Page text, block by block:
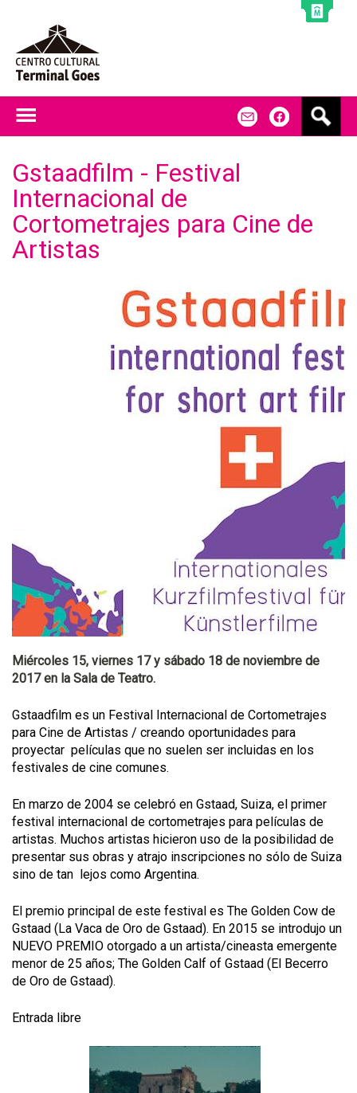
Gstaadfilm - Festival
Internacional de
Cortometrajes para Cine de
Artistas
Miércoles 15, viernes 17 y sábado 18 de noviembre de
2017 en la Sala de Teatro.
Gstaadfilm es un Festival Internacional de Cortometrajes
para Cine de Artistas / creando oportunidades para
proyectar películas que no suelen ser incluidas en los
festivales de cine comunes.
En marzo de 2004 se celebró en Gstaad, Suiza, el primer
festival internacional de cortometrajes para películas de
artistas. Muchos artistas hicieron uso de la posibilidad de
presentar sus obras y atrajo inscripciones no sólo de Suiza
sino de tan lejos como Argentina.
El premio principal de este festival es The Golden Cow de
Gstaad (La Vaca de Oro de Gstaad). En 2015 se introdujo un
NUEVO PREMIO otorgado a un artista/cineasta emergente
menor de 25 años; The Golden Calf of Gstaad (El Becerro
de Oro de Gstaad).
Entrada libre
s